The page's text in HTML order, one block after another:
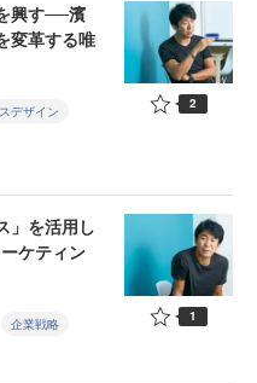
興す──濱
変革する唯
デザイン 2
」を活用し
ケティン
企業戦略 1